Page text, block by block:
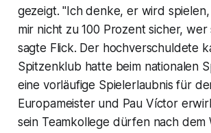
gezeigt. "Ich denke, er wird
mir nicht zu 100 Prozent sicher,
sagte Flick. Der hochverschuldete
Spitzenklub hatte beim nationalen
eine vorläufige Spielerlaubnis für
Europameister und Pau Víctor
sein Teamkollege dürfen nach dem